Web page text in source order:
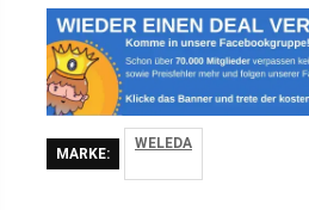
MARKE:
WELEDA